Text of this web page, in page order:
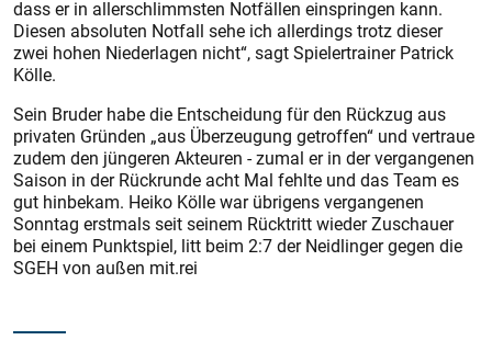
dass er in allerschlimmsten Notfällen einspringen kann.
Diesen absoluten Notfall sehe ich allerdings trotz dieser
zwei hohen Niederlagen nicht“, sagt Spielertrainer Patrick
Kölle.
Sein Bruder habe die Entscheidung für den Rückzug aus
privaten Gründen „aus Überzeugung getroffen“ und vertraue
zudem den jüngeren Akteuren - zumal er in der vergangenen
Saison in der Rückrunde acht Mal fehlte und das Team es
gut hinbekam. Heiko Kölle war übrigens vergangenen
Sonntag erstmals seit seinem Rücktritt wieder Zuschauer
bei einem Punktspiel, litt beim 2:7 der Neidlinger gegen die
SGEH von außen mit.rei